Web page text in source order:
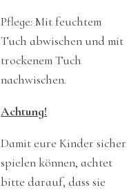
Pflege: Mit feuchtem
Tuch abwischen und mit
trockenem Tuch
nachwischen.
Achtung!
Damit eure Kinder sicher
spielen können, achtet
bitte darauf, dass sie